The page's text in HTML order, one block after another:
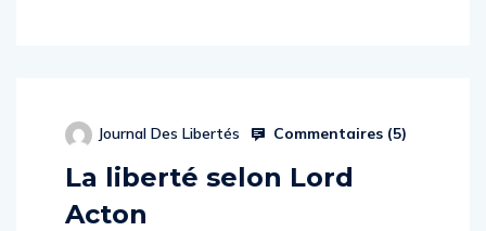
Journal Des Libertés Commentaires (5)
La liberté selon Lord
Acton